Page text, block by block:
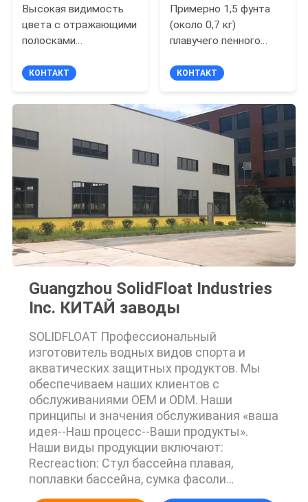
Высокая видимость
цвета с отражающими
полосками
жилет предлагает
подкладки и легкое
мягким мылом
обслуживания
КОНТАКТ
Примерно 1,5 фунта
(около 0,7 кг)
плавучего пенного
обеспечивающего
фунтов (около 7-9 кг),
легкий, прочный и
предназначенный для
безопасности на воде
КОНТАКТ
Guangzhou SolidFloat Industries
Inc. КИТАЙ заводы
SOLIDFLOAT Профессиональный
изготовитель водных видов спорта и
акватических защитных продуктов. Мы
обеспечиваем наших клиентов с
обслуживаниями OEM и ODM. Наши
принципы и значения обслуживания «ваша
идея--Наш процесс--Ваши продукты».
Наши виды продукции включают:
Recreaction: Стул бассейна плавая,
поплавки бассейна, сумка фасоли